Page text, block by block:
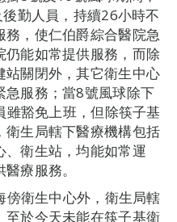
勤人員，持續26小時不
，使仁伯爵綜合醫院急
能如常提供服務，而除
關閉外，其它衛生中心
急服務；當8號風球除下
豁免上班，但除筷子基
生局轄下醫療機構包括
衛生站，均能如常運
療服務。
衛生中心外，衛生局轄
於今天未能在筷子基衛